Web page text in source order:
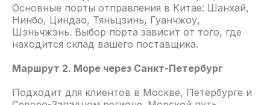
Основные порты отправления в Китае: Шанхай,
Нинбо, Циндао, Тяньцзинь, Гуанчжоу,
Шэньчжэнь. Выбор порта зависит от того, где
находится склад вашего поставщика.
Маршрут 2. Море через Санкт-Петербург
Подходит для клиентов в Москве, Петербурге и